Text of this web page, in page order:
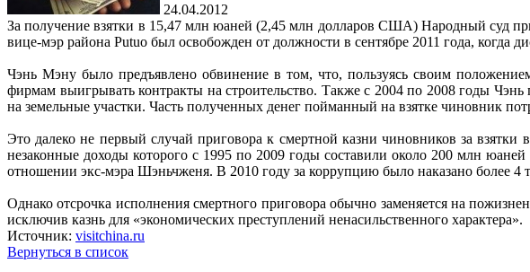
24.04.2012
За получение взятки в 15,47 млн юаней (2,45 млн долларов США) Народный суд
вице-мэр района Putuo был освобожден от должности в сентябре 2011 года, когда
Чэнь Мэну было предъявлено обвинение в том, что, пользуясь своим
фирмам выигрывать контракты на строительство. Также с 2004 по 2008 годы
на земельные участки. Часть полученных денег пойманный на взятке чиновник
Это далеко не первый случай приговора к смертной казни чиновников за
незаконные доходы которого с 1995 по 2009 годы составили около 200 млн
отношении экс-мэра Шэньчженя. В 2010 году за коррупцию было наказано более 4
Однако отсрочка исполнения смертного приговора обычно заменяется на
исключив казнь для «экономических преступлений ненасильственного характера».
Источник: visitchina.ru
Вернуться в список